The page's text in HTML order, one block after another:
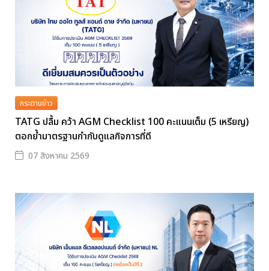
กระดานข่าว
TATG ปลื้ม คว้า AGM Checklist 100 คะแนนเต็ม (5 เหรียญ)
ตอกย้ำมาตรฐานกำกับดูแลกิจการที่ดี
07 สิงหาคม 2569